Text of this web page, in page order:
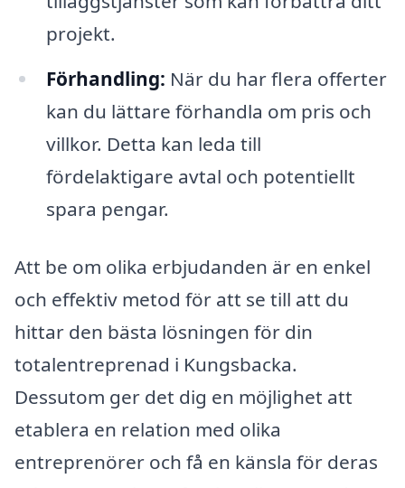
projekt.
Förhandling: När du har flera offerter
kan du lättare förhandla om pris och
villkor. Detta kan leda till
fördelaktigare avtal och potentiellt
spara pengar.
Att be om olika erbjudanden är en enkel
och effektiv metod för att se till att du
hittar den bästa lösningen för din
totalentreprenad i Kungsbacka.
Dessutom ger det dig en möjlighet att
etablera en relation med olika
entreprenörer och få en känsla för deras